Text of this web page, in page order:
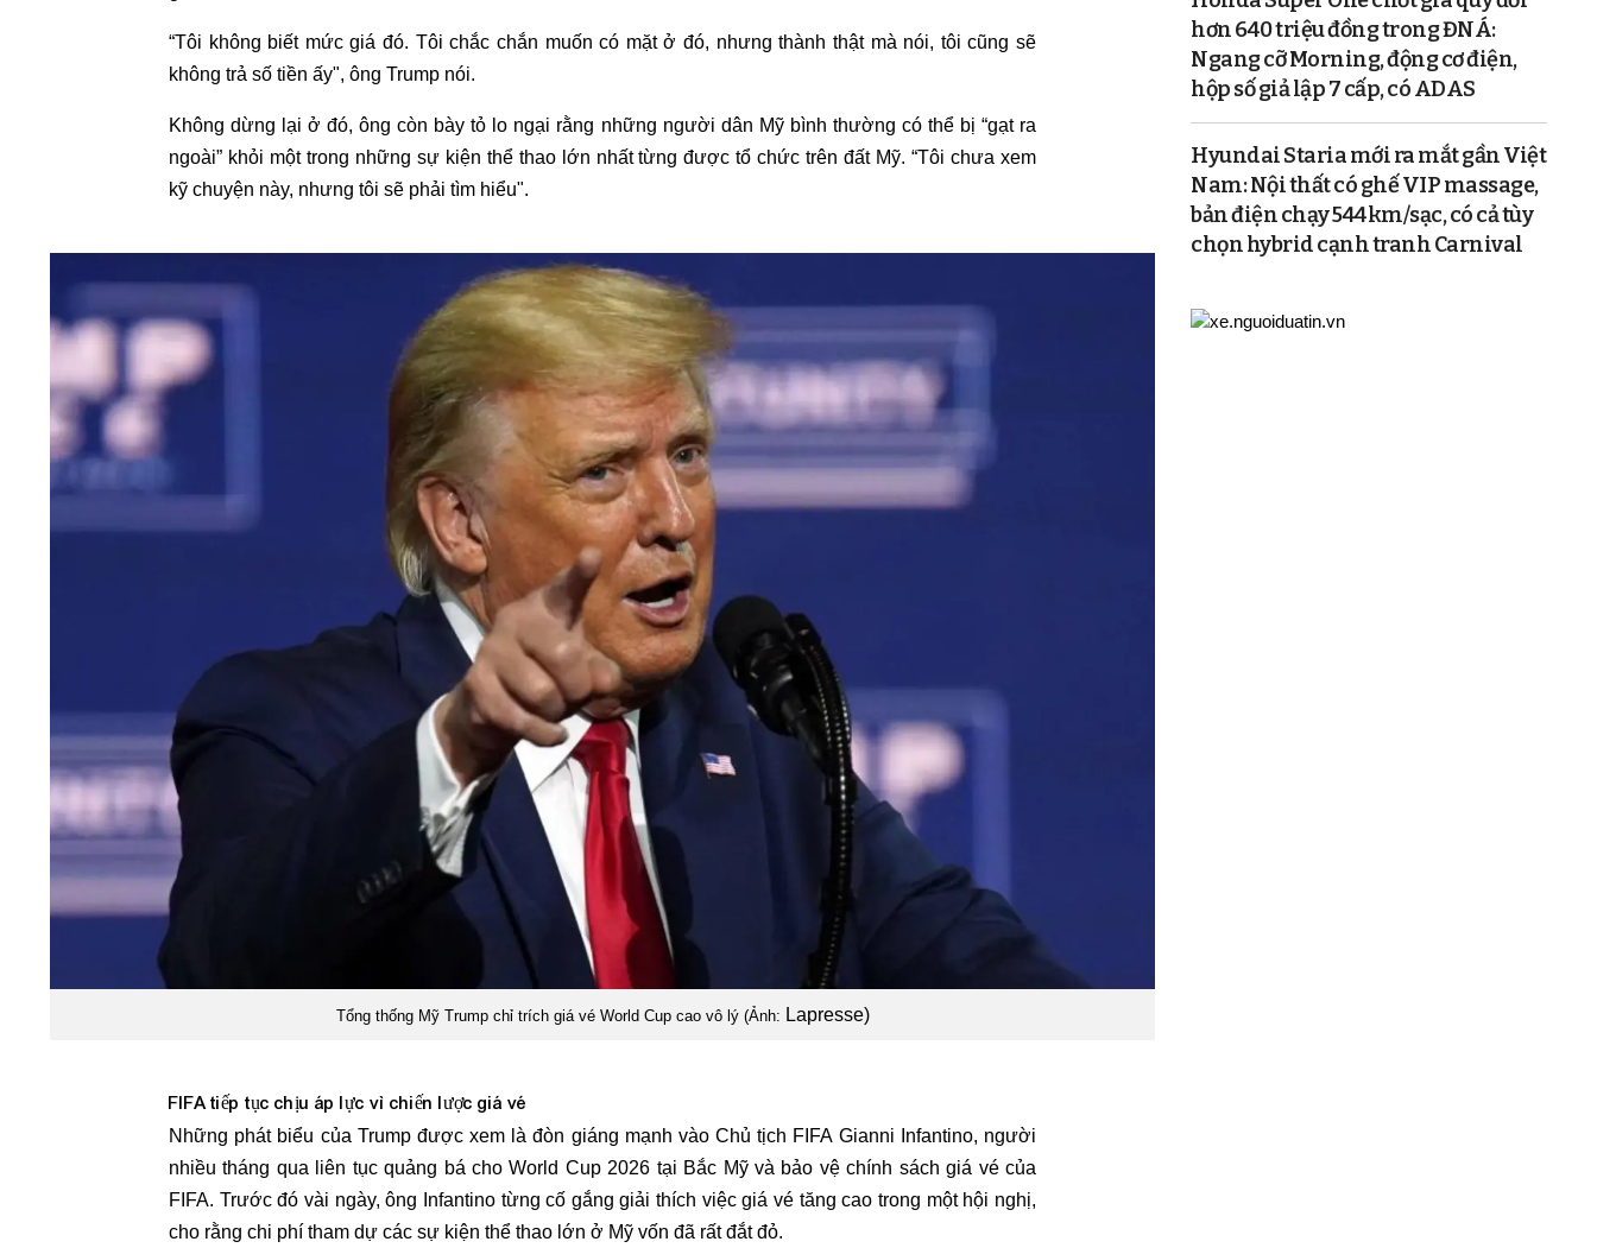
“Tôi không biết mức giá đó. Tôi chắc chắn muốn có mặt ở đó, nhưng thành thật mà nói, tôi cũng sẽ
không trả số tiền ấy", ông Trump nói.
Không dừng lại ở đó, ông còn bày tỏ lo ngại rằng những người dân Mỹ bình thường có thể bị “gạt ra
ngoài” khỏi một trong những sự kiện thể thao lớn nhất từng được tổ chức trên đất Mỹ. “Tôi chưa xem
kỹ chuyện này, nhưng tôi sẽ phải tìm hiểu".
Tổng thống Mỹ Trump chỉ trích giá vé World Cup cao vô lý (Ảnh: Lapresse)
FIFA tiếp tục chịu áp lực vì chiến lược giá vé
Những phát biểu của Trump được xem là đòn giáng mạnh vào Chủ tịch FIFA Gianni Infantino, người
nhiều tháng qua liên tục quảng bá cho World Cup 2026 tại Bắc Mỹ và bảo vệ chính sách giá vé của
FIFA. Trước đó vài ngày, ông Infantino từng cố gắng giải thích việc giá vé tăng cao trong một hội nghị,
cho rằng chi phí tham dự các sự kiện thể thao lớn ở Mỹ vốn đã rất đắt đỏ.
hơn 640 triệu đồng trong ĐNÁ:
Ngang cỡ Morning, động cơ điện,
hộp số giả lập 7 cấp, có ADAS
Hyundai Staria mới ra mắt gần Việt
Nam: Nội thất có ghế VIP massage,
bản điện chạy 544km/sạc, có cả tùy
chọn hybrid cạnh tranh Carnival